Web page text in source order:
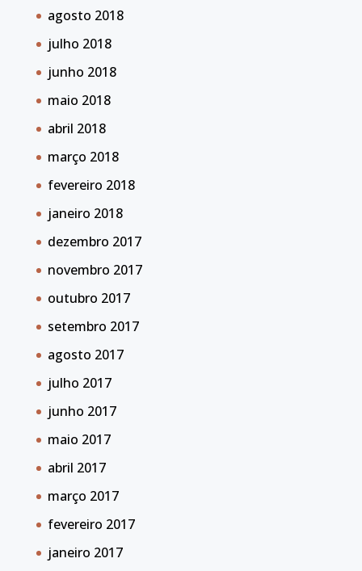
agosto 2018
julho 2018
junho 2018
maio 2018
abril 2018
março 2018
fevereiro 2018
janeiro 2018
dezembro 2017
novembro 2017
outubro 2017
setembro 2017
agosto 2017
julho 2017
junho 2017
maio 2017
abril 2017
março 2017
fevereiro 2017
janeiro 2017